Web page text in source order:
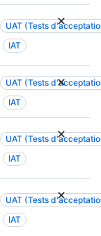
o
r
m
t
i
s
e
i
o
r
i
s
t
o
s
a
n
n
UAT (Tests
IAT
UAT (Tests
IAT
UAT (Tests
IAT
UAT (Tests
IAT